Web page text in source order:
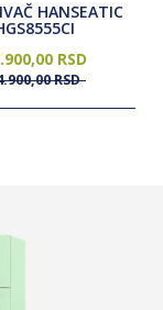
HANSEATIC
00 RSD
00RSD